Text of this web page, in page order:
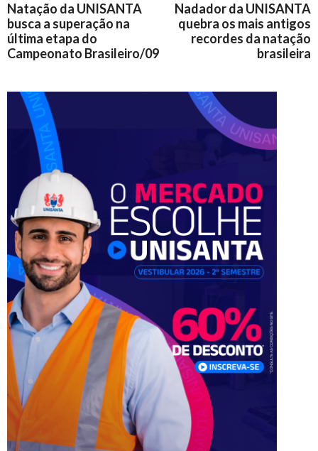
Natação da UNISANTA
busca a superação na
última etapa do
Campeonato Brasileiro/09
Nadador da UNISANTA
quebra os mais antigos
recordes da natação
brasileira